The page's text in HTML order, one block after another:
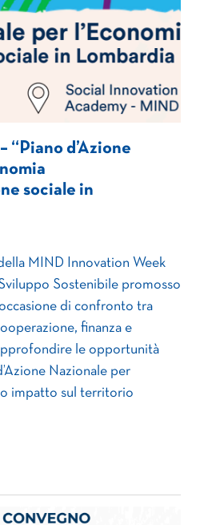
“Piano d’Azione
sociale in
MIND Innovation Week
Sostenibile promosso
di confronto tra
finanza e
le opportunità
Nazionale per
impatto sul territorio